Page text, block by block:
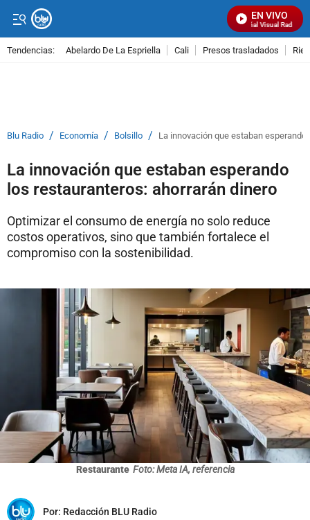
EN VIVO
Señal Visual Radio
Tendencias: Abelardo De La Espriella Cali Presos trasladados
Blu Radio / Economía / Bolsillo / La innovación que estaban
La innovación que estaban esperando
los restauranteros: ahorrarán dinero
Optimizar el consumo de energía no solo reduce
costos operativos, sino que también fortalece el
compromiso con la sostenibilidad.
Restaurante Foto: Meta IA, referencia
Por: Redacción BLU Radio